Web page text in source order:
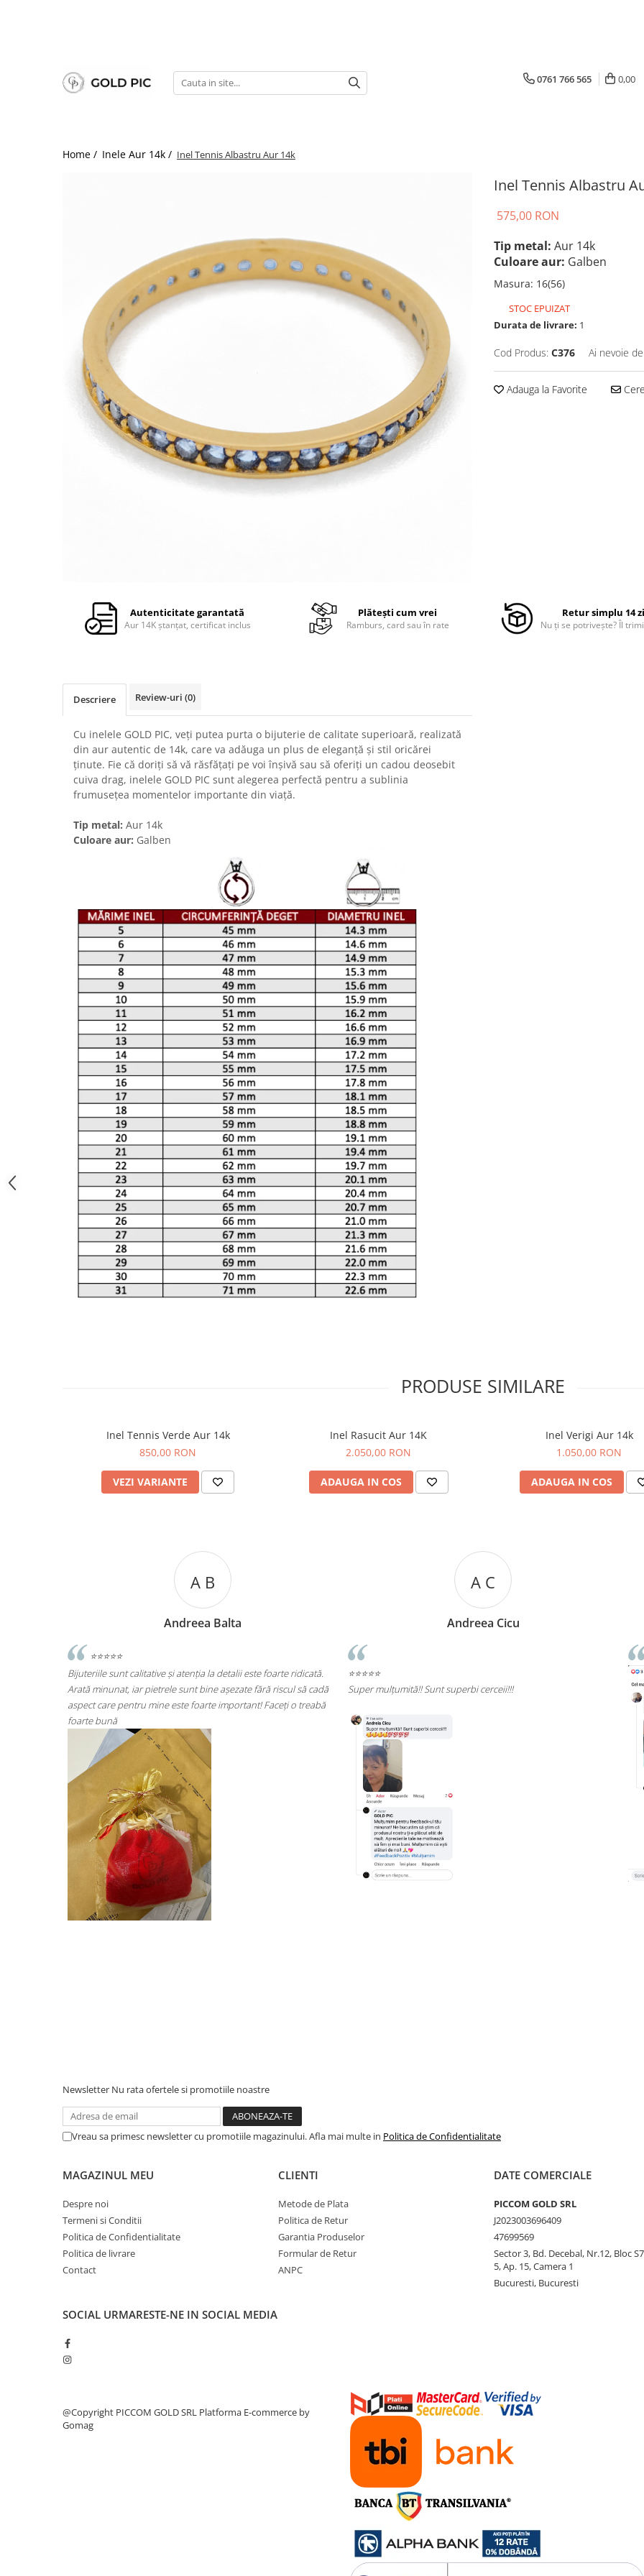
0761 766 565 0,00
Home / Inele Aur 14k / Inel Tennis Albastru Aur 14k
Inel Tennis Albastru
575,00 RON
Tip metal: Aur 14k
Culoare aur: Galben
Masura: 16(56)
STOC EPUIZAT
Durata de livrare: 1
Cod Produs: C376 Ai nevoie
Adauga la Favorite
Autenticitate garantată
Aur 14K ștanțat, certificat inclus
Plătești cum vrei
Ramburs, card sau în rate
Retur simplu 14
Nu ți se potrivește? Îl
Descriere Review-uri (0)
Cu inelele GOLD PIC, veți putea purta o bijuterie de calitate superioară, realizată
din aur autentic de 14k, care va adăuga un plus de eleganță și stil oricărei
ținute. Fie că doriți să vă răsfățați pe voi înșivă sau să oferiți un cadou deosebit
cuiva drag, inelele GOLD PIC sunt alegerea perfectă pentru a sublinia
frumusețea momentelor importante din viață.
Tip metal: Aur 14k
Culoare aur: Galben
PRODUSE SIMILARE
Inel Tennis Verde Aur 14k
850,00 RON
VEZI VARIANTE
Inel Rasucit Aur 14K
2.050,00 RON
ADAUGA IN COS
Inel Verigi Aur 14k
1.050,00 RON
ADAUGA IN COS
A C
Andreea Cicu
⭐⭐⭐⭐⭐
Super mulțumită!! Sunt superbi cerceii!!!
R R
Rizea Ramona
Newsletter Nu rata ofertele si promotiile noastre
Vreau sa primesc newsletter cu promotiile magazinului. Afla mai multe in Politica de Confidentialitate
MAGAZINUL MEU
Despre noi
Termeni si Conditii
Politica de Confidentialitate
Politica de livrare
Contact
CLIENTI
Metode de Plata
Politica de Retur
Garantia Produselor
Formular de Retur
ANPC
DATE COMERCIALE
PICCOM GOLD SRL
J2023003696409
47699569
Sector 3, Bd. Decebal, Nr.12, Bloc
5, Ap. 15, Camera 1
Bucuresti, Bucuresti
SOCIAL URMARESTE-NE IN SOCIAL MEDIA
@Copyright PICCOM GOLD SRL Platforma E-commerce by
Gomag